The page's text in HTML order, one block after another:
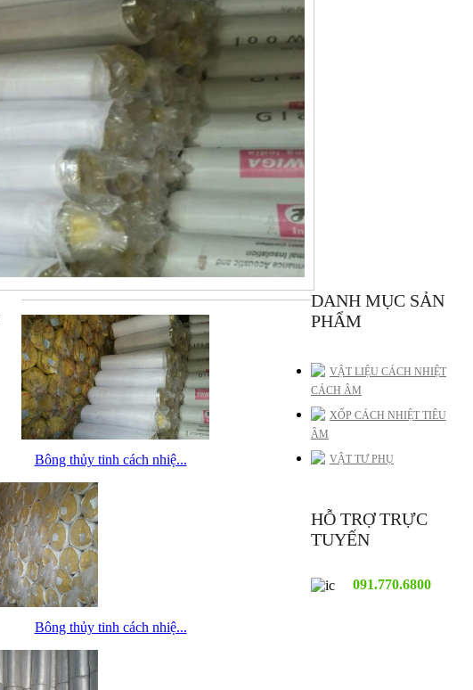
Bông thủy tinh cách nhiệ...
Bông thủy tinh cách nhiệ...
DANH MỤC SẢN
PHẨM
VẬT LIỆU CÁCH NHIỆT
CÁCH ÂM
XỐP CÁCH NHIỆT TIÊU
ÂM
VẬT TƯ PHỤ
HỖ TRỢ TRỰC
TUYẾN
091.770.6800